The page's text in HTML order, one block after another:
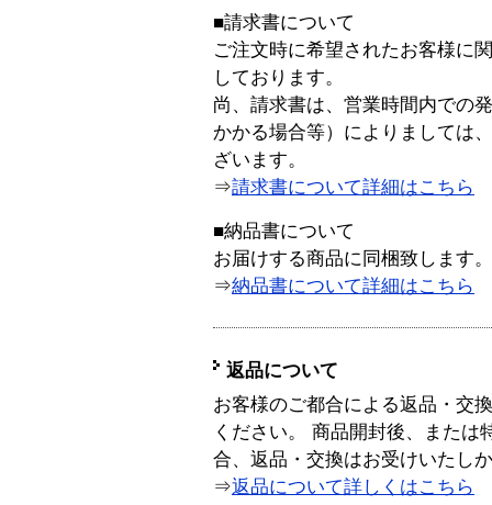
■請求書について
ご注文時に希望されたお客様に
しております。
尚、請求書は、営業時間内での
かかる場合等）によりましては
ざいます。
⇒請求書について詳細はこちら
■納品書について
お届けする商品に同梱致します。
⇒納品書について詳細はこちら
返品について
お客様のご都合による返品・交
ください。 商品開封後、または
合、返品・交換はお受けいたし
⇒返品について詳しくはこちら